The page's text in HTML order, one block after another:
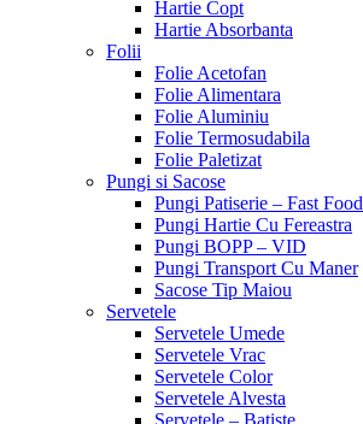
Hartie Copt
Hartie Absorbanta
Folii
Folie Acetofan
Folie Alimentara
Folie Aluminiu
Folie Termosudabila
Folie Paletizat
Pungi si Sacose
Pungi Patiserie – Fast Food
Pungi Hartie Cu Fereastra
Pungi BOPP – VID
Pungi Transport Cu Maner
Sacose Tip Maiou
Servetele
Servetele Umede
Servetele Vrac
Servetele Color
Servetele Alvesta
Servetele – Batiste